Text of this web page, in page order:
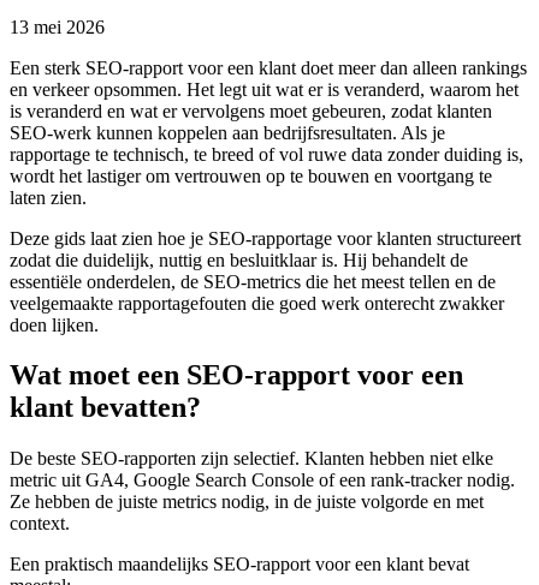
13 mei 2026
Een sterk SEO-rapport voor een klant doet meer dan alleen rankings
en verkeer opsommen. Het legt uit wat er is veranderd, waarom het
is veranderd en wat er vervolgens moet gebeuren, zodat klanten
SEO-werk kunnen koppelen aan bedrijfsresultaten. Als je
rapportage te technisch, te breed of vol ruwe data zonder duiding is,
wordt het lastiger om vertrouwen op te bouwen en voortgang te
laten zien.
Deze gids laat zien hoe je SEO-rapportage voor klanten structureert
zodat die duidelijk, nuttig en besluitklaar is. Hij behandelt de
essentiële onderdelen, de SEO-metrics die het meest tellen en de
veelgemaakte rapportagefouten die goed werk onterecht zwakker
doen lijken.
Wat moet een SEO-rapport voor een
klant bevatten?
De beste SEO-rapporten zijn selectief. Klanten hebben niet elke
metric uit GA4, Google Search Console of een rank-tracker nodig.
Ze hebben de juiste metrics nodig, in de juiste volgorde en met
context.
Een praktisch maandelijks SEO-rapport voor een klant bevat